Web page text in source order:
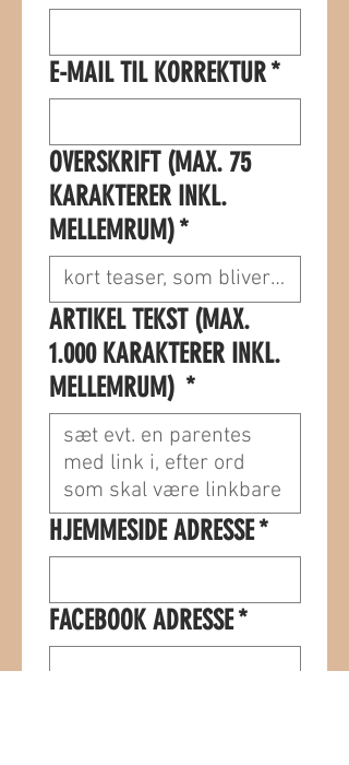
E-MAIL TIL KORREKTUR*
OVERSKRIFT (MAX. 75
KARAKTERER INKL.
MELLEMRUM)*
ARTIKEL TEKST (MAX.
1.000 KARAKTERER INKL.
MELLEMRUM) *
HJEMMESIDE ADRESSE*
FACEBOOK ADRESSE*